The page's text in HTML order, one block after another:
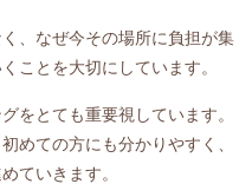
、なぜ今その場所に負担が集
ことを大切にしています。
をとても重要視しています。
めての方にも分かりやすく、
ていきます。